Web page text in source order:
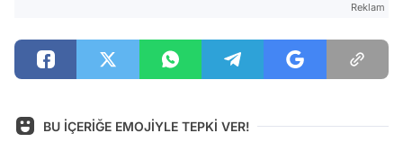
Reklam
BU İÇERİĞE EMOJİYLE TEPKİ VER!